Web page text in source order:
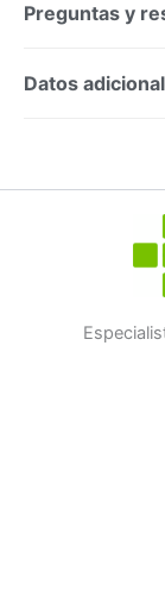
Preguntas y
Preguntas y
Datos